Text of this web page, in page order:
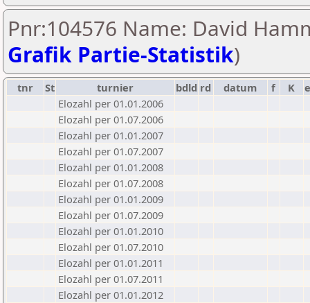
Pnr:104576 Name: David
Grafik Partie-Statistik)
tnr St turnier bdld rd datum f K
Elozahl per 01.01.2006
Elozahl per 01.07.2006
Elozahl per 01.01.2007
Elozahl per 01.07.2007
Elozahl per 01.01.2008
Elozahl per 01.07.2008
Elozahl per 01.01.2009
Elozahl per 01.07.2009
Elozahl per 01.01.2010
Elozahl per 01.07.2010
Elozahl per 01.01.2011
Elozahl per 01.07.2011
Elozahl per 01.01.2012